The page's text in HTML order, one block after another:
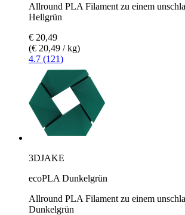
Allround PLA Filament zu einem
Hellgrün
€ 20,49
(€ 20,49 / kg)
4.7 (121)
3DJAKE
ecoPLA Dunkelgrün
Allround PLA Filament zu einem
Dunkelgrün